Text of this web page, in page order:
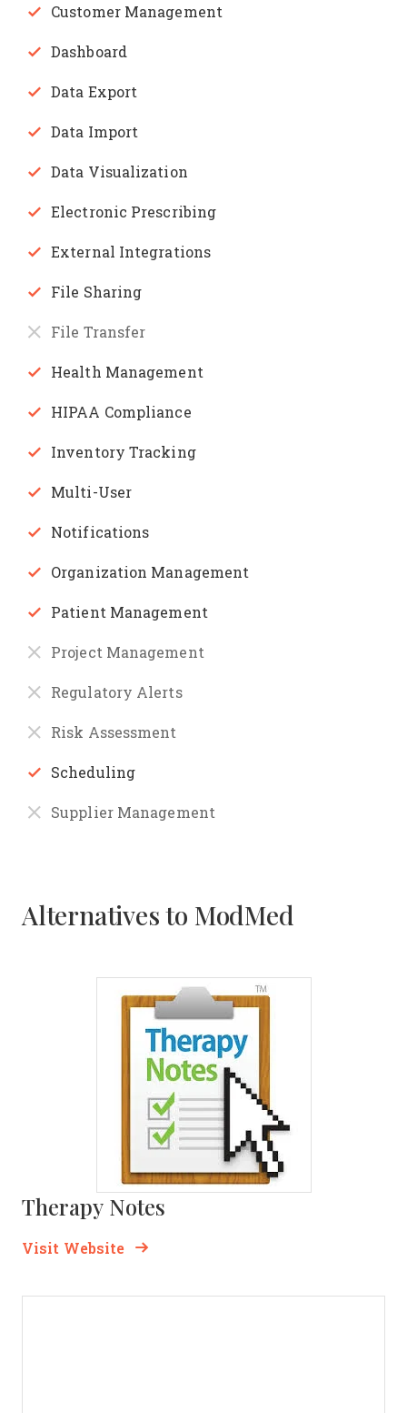
Customer Management
Dashboard
Data Export
Data Import
Data Visualization
Electronic Prescribing
External Integrations
File Sharing
File Transfer
Health Management
HIPAA Compliance
Inventory Tracking
Multi-User
Notifications
Organization Management
Patient Management
Project Management
Regulatory Alerts
Risk Assessment
Scheduling
Supplier Management
Alternatives to ModMed
Therapy Notes
Visit WebsiteOpens New Window